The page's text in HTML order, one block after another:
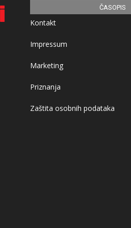
ČASOPIS
Kontakt
Impressum
Marketing
Priznanja
Zaštita osobnih podataka